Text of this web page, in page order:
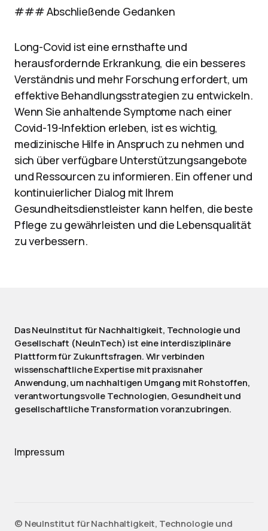
### Abschließende Gedanken
Long-Covid ist eine ernsthafte und
herausfordernde Erkrankung, die ein besseres
Verständnis und mehr Forschung erfordert, um
effektive Behandlungsstrategien zu entwickeln.
Wenn Sie anhaltende Symptome nach einer
Covid-19-Infektion erleben, ist es wichtig,
medizinische Hilfe in Anspruch zu nehmen und
sich über verfügbare Unterstützungsangebote
und Ressourcen zu informieren. Ein offener und
kontinuierlicher Dialog mit Ihrem
Gesundheitsdienstleister kann helfen, die beste
Pflege zu gewährleisten und die Lebensqualität
zu verbessern.
Das NeuInstitut für Nachhaltigkeit, Technologie und
Gesellschaft (NeuInTech) ist eine interdisziplinäre
Plattform für Zukunftsfragen. Wir verbinden
wissenschaftliche Expertise mit praxisnaher
Anwendung, um nachhaltigen Umgang mit Rohstoffen,
verantwortungsvolle Technologien, Gesundheit und
gesellschaftliche Transformation voranzubringen.
Impressum
©️ NeuInstitut für Nachhaltigkeit, Technologie und